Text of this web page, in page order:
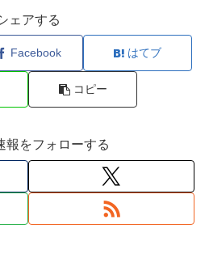
ェアする
Facebook はてブ
コピー
報をフォローする